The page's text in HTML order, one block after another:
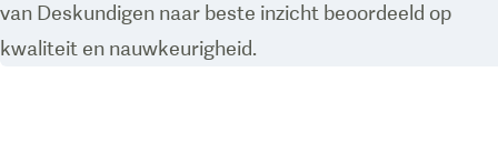
van Deskundigen naar beste inzicht beoordeeld op
kwaliteit en nauwkeurigheid.